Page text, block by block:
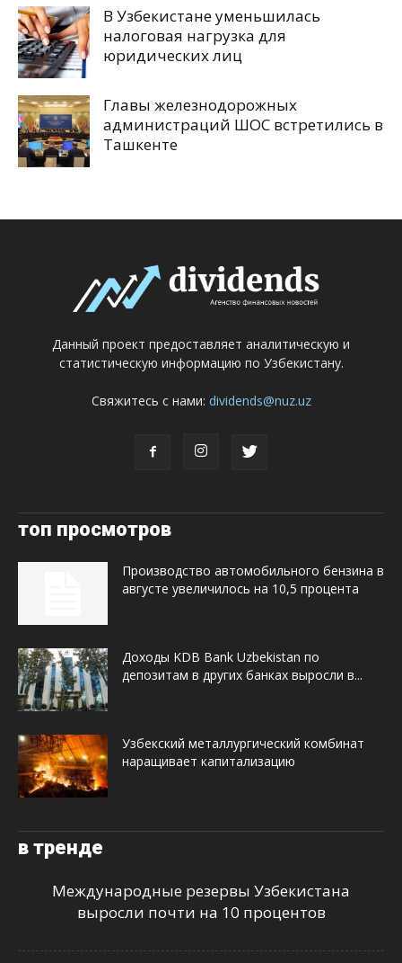
В Узбекистане уменьшилась
налоговая нагрузка для
юридических лиц
Главы железнодорожных
администраций ШОС встретились в
Ташкенте
Данный проект предоставляет аналитическую и
статистическую информацию по Узбекистану.
Свяжитесь с нами: dividends@nuz.uz
топ просмотров
Производство автомобильного бензина в
августе увеличилось на 10,5 процента
Доходы KDB Bank Uzbekistan по
депозитам в других банках выросли в...
Узбекский металлургический комбинат
наращивает капитализацию
в тренде
Международные резервы Узбекистана
выросли почти на 10 процентов